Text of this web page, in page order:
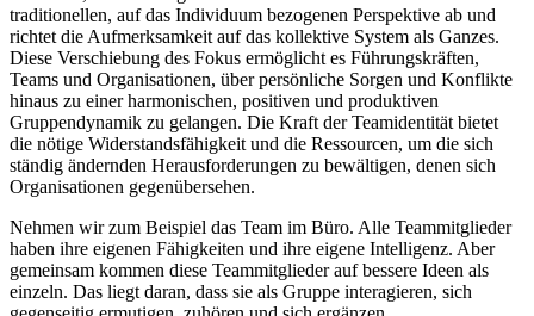
traditionellen, auf das Individuum bezogenen Perspektive ab und
richtet die Aufmerksamkeit auf das kollektive System als Ganzes.
Diese Verschiebung des Fokus ermöglicht es Führungskräften,
Teams und Organisationen, über persönliche Sorgen und Konflikte
hinaus zu einer harmonischen, positiven und produktiven
Gruppendynamik zu gelangen. Die Kraft der Teamidentität bietet
die nötige Widerstandsfähigkeit und die Ressourcen, um die sich
ständig ändernden Herausforderungen zu bewältigen, denen sich
Organisationen gegenübersehen.
Nehmen wir zum Beispiel das Team im Büro. Alle Teammitglieder
haben ihre eigenen Fähigkeiten und ihre eigene Intelligenz. Aber
gemeinsam kommen diese Teammitglieder auf bessere Ideen als
einzeln. Das liegt daran, dass sie als Gruppe interagieren, sich